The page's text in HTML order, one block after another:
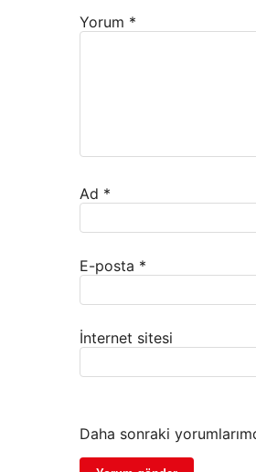
Yorum *
Ad *
E-posta *
İnternet sitesi
Daha sonraki